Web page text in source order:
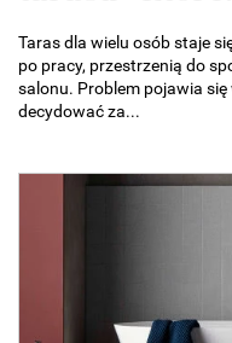
Taras dla wielu osób staje
po pracy, przestrzenią do
salonu. Problem pojawia
decydować za...